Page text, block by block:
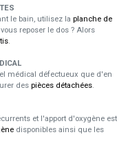
le bain, utilisez la planche de
reposer le dos ? Alors
.
médical défectueux que d'en
des pièces détachées.
et l'apport d'oxygène est
disponibles ainsi que les